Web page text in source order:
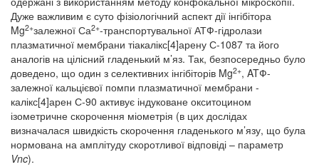
Дуже важливим є суто фізіологічний аспект дії інгібітора
Mg2+залежної Са2+-транспортувальної АТФ-гідролази
плазматичної мембрани тіакалікс[4]арену С-1087 та його
аналогів на цілісний гладенький м’яз. Так, безпосередньо було
доведено, що один з селективних інгібіторів Mg2+, ATФ-
залежної кальцієвої помпи плазматичної мембрани -
калікс[4]арен С-90 активує індуковане окситоцином
ізометричне скорочення міометрія (в цих дослідах
визначалася швидкість скорочення гладенького м’язу, що була
нормована на амплітуду скоротливої відповіді – параметр
Vnc).